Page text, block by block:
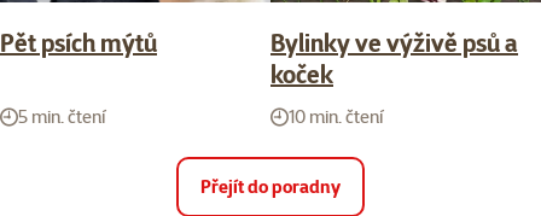
Pět psích mýtů
5 min. čtení
Bylinky ve výživě psů a
koček
10 min. čtení
Přejít do poradny